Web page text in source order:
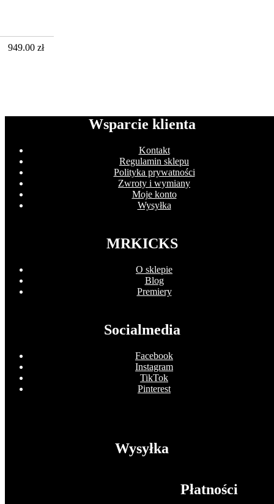
949.00 zł
Wsparcie klienta
Kontakt
Regulamin sklepu
Polityka prywatności
Zwroty i wymiany
Moje konto
Wysyłka
MRKICKS
O sklepie
Blog
Premiery
Socialmedia
Facebook
Instagram
TikTok
Pinterest
Wysyłka
Płatności